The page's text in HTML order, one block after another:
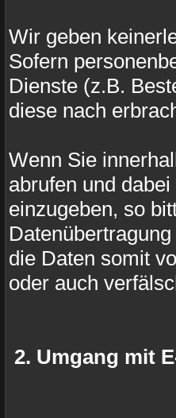
Wir geben
Sofern
Dienste (z.B.
diese nach
Wenn Sie
abrufen und
einzugeben, so
die Daten somit
oder auch
2. Umgang mit